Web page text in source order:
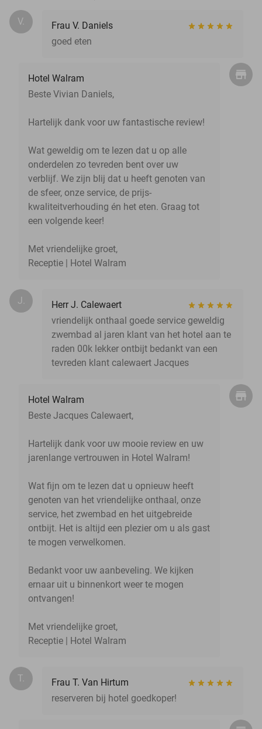
V.
Frau V. Daniels
goed eten
Hotel Walram
Beste Vivian Daniels,
Hartelijk dank voor uw fantastische review!
Wat geweldig om te lezen dat u op alle
onderdelen zo tevreden bent over uw
verblijf. We zijn blij dat u heeft genoten van
de sfeer, onze service, de prijs-
kwaliteitverhouding én het eten. Graag tot
een volgende keer!
Met vriendelijke groet,
Receptie | Hotel Walram
J.
Herr J. Calewaert
vriendelijk onthaal goede service geweldig
zwembad al jaren klant van het hotel aan te
raden 00k lekker ontbijt bedankt van een
tevreden klant calewaert Jacques
Hotel Walram
Beste Jacques Calewaert,
Hartelijk dank voor uw mooie review en uw
jarenlange vertrouwen in Hotel Walram!
Wat fijn om te lezen dat u opnieuw heeft
genoten van het vriendelijke onthaal, onze
service, het zwembad en het uitgebreide
ontbijt. Het is altijd een plezier om u als gast
te mogen verwelkomen.
Bedankt voor uw aanbeveling. We kijken
ernaar uit u binnenkort weer te mogen
ontvangen!
Met vriendelijke groet,
Receptie | Hotel Walram
T.
Frau T. Van Hirtum
reserveren bij hotel goedkoper!